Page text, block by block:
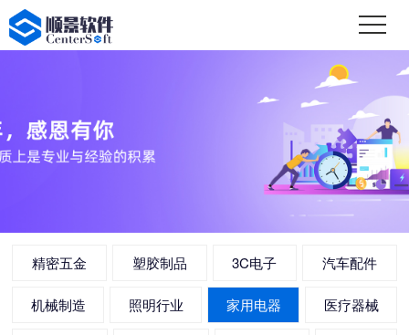
精密五金 塑胶制品 3C电子 汽车配件
机械制造 照明行业 家用电器 医疗器械